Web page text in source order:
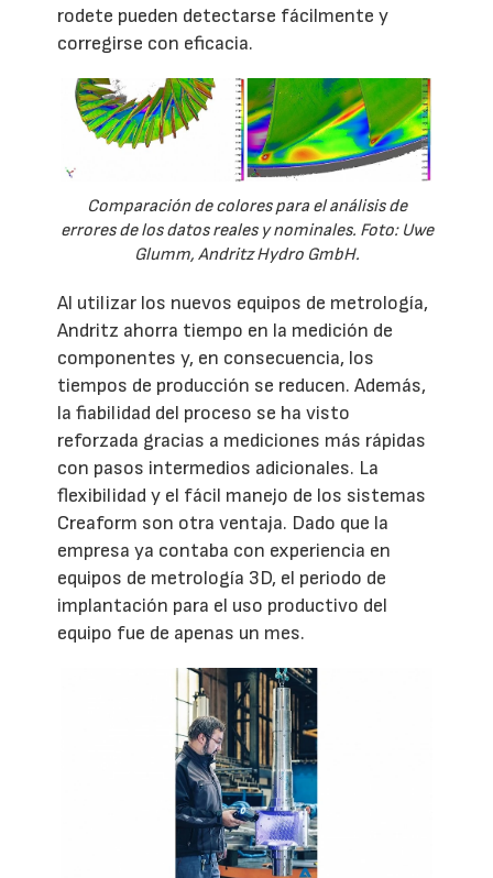
rodete pueden detectarse fácilmente y
corregirse con eficacia.
Comparación de colores para el análisis de
errores de los datos reales y nominales. Foto: Uwe
Glumm, Andritz Hydro GmbH.
Al utilizar los nuevos equipos de metrología,
Andritz ahorra tiempo en la medición de
componentes y, en consecuencia, los
tiempos de producción se reducen. Además,
la fiabilidad del proceso se ha visto
reforzada gracias a mediciones más rápidas
con pasos intermedios adicionales. La
flexibilidad y el fácil manejo de los sistemas
Creaform son otra ventaja. Dado que la
empresa ya contaba con experiencia en
equipos de metrología 3D, el periodo de
implantación para el uso productivo del
equipo fue de apenas un mes.